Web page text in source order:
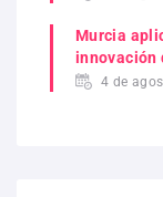
Murcia
innovación
4 de